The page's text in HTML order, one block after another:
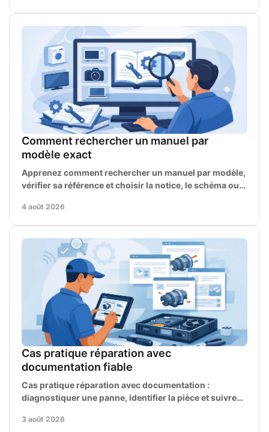
Comment rechercher un manuel par
modèle exact
Apprenez comment rechercher un manuel par modèle,
vérifier sa référence et choisir la notice, le schéma ou
4 août 2026
Cas pratique réparation avec
documentation fiable
Cas pratique réparation avec documentation :
diagnostiquer une panne, identifier la pièce et suivre
3 août 2026